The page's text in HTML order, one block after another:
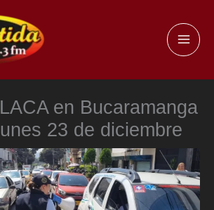
en Bucaramanga
23 de diciembre